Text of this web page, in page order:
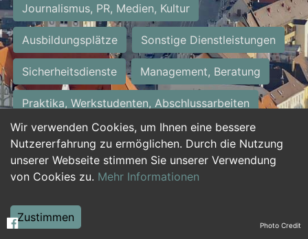
Wir verwenden Cookies, um Ihnen eine bessere
Nutzererfahrung zu ermöglichen. Durch die Nutzung
unserer Webseite stimmen Sie unserer Verwendung
von Cookies zu. Mehr Informationen
Zustimmen
Journalismus, PR, Medien, Kultur
Ausbildungsplätze Sonstige Dienstleistungen
Sicherheitsdienste Management, Beratung
Praktika, Werkstudenten, Abschlussarbeiten
Personalwesen Assistenz, Sekretariat
Hilfskräfte, Aushilfs- und Nebenjobs
Weiterbildung, Studium, duale Ausbildung Photo Credit